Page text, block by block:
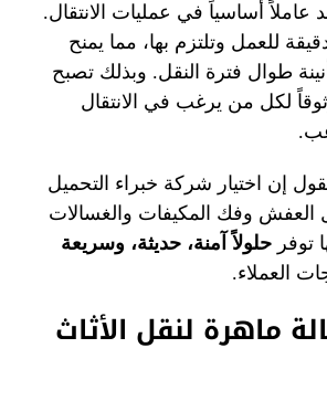
أساسياً في عمليات الانتقال.
للعمل وتلتزم بها، مما يمنح
طوال فترة النقل. وبذلك تصبح
لكل من يرغب في الانتقال
إن اختيار شركة خبراء التحميل
العفش وفك المكيفات والغسالات
توفرحلولاً آمنة، حديثة، وسريعة
العملاء.
ماهرة لنقل الأثاث